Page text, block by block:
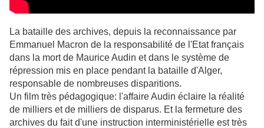
La bataille des archives, depuis la reconnaissance par
Emmanuel Macron de la responsabilité de l'Etat français
dans la mort de Maurice Audin et dans le système de
répression mis en place pendant la bataille d'Alger,
responsable de nombreuses disparitions.
Un film très pédagogique: l'affaire Audin éclaire la réalité
de milliers et de milliers de disparus. Et la fermeture des
archives du fait d'une instruction interministérielle est très